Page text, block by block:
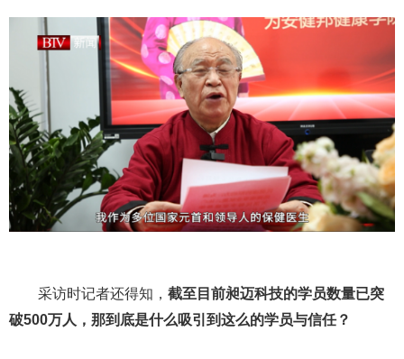
采访时记者还得知， 截至目前昶迈科技的学员数量已突
破500万人，那到底是什么吸引到这么的学员与信任？